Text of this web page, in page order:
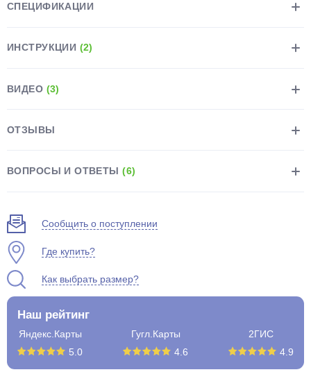
СПЕЦИФИКАЦИИ
ИНСТРУКЦИИ (2)
ВИДЕО (3)
ОТЗЫВЫ
ВОПРОСЫ И ОТВЕТЫ(6)
Сообщить о поступлении
Где купить?
Как выбрать размер?
Наш рейтинг
Яндекс.Карты
5.0
Гугл.Карты
4.6
2ГИС
4.9